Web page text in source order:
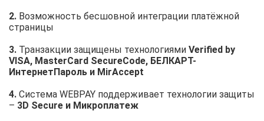
2. Возможность бесшовной интеграции платёжной
страницы
3. Транзакции защищены технологиями Verified by
VISA, MasterCard SecureCode, БЕЛКАРТ-
ИнтернетПароль и MirAccept
4. Система WEBPAY поддерживает технологии защиты
– 3D Secure и Микроплатеж